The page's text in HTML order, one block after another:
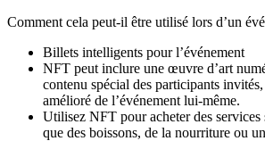
Comment cela peut-il être utilisé lors d’un
Billets intelligents pour l’événement
NFT peut inclure une œuvre d’art
contenu spécial des participants
amélioré de l’événement lui-même.
Utilisez NFT pour acheter des services
que des boissons, de la nourriture ou